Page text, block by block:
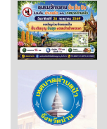
ริมน้ำปัวแคมป์ปิ้ง
ฤทธิ์รดาโฮม
ลองนอนนา
วรนครเพลส